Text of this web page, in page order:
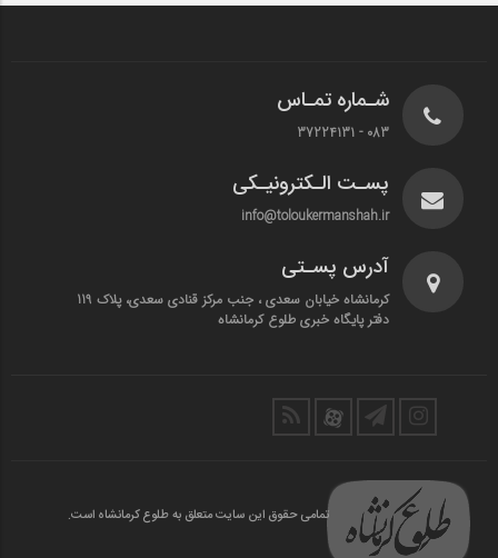
شـماره تمـاس
083 - 37224131
پسـت الـکترونیـکی
info@toloukermanshah.ir
آدرس پسـتی
کرمانشاه خیابان سعدی ، جنب مرکز قنادی سعدی، پلاک 119
دفتر پایگاه خبری طلوع کرمانشاه
تمامی حقوق این سایت متعلق به طلوع کرمانشاه است.